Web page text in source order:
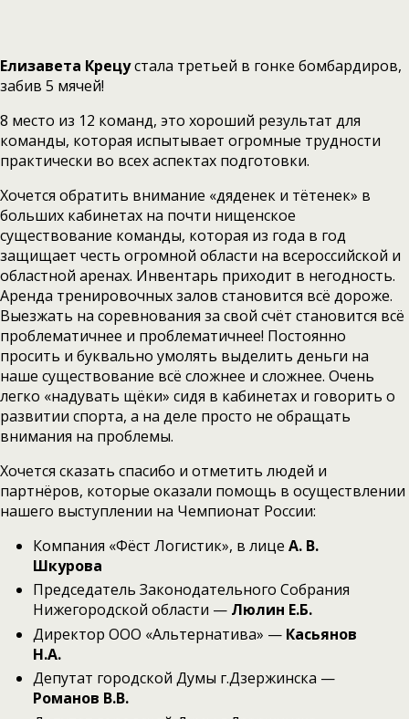
Елизавета Крецустала третьей в гонке бомбардиров,
забив 5 мячей!
8 место из 12 команд, это хороший результат для
команды, которая испытывает огромные трудности
практически во всех аспектах подготовки.
Хочется обратить внимание «дяденек и тётенек» в
больших кабинетах на почти нищенское
существование команды, которая из года в год
защищает честь огромной области на всероссийской и
областной аренах. Инвентарь приходит в негодность.
Аренда тренировочных залов становится всё дороже.
Выезжать на соревнования за свой счёт становится всё
проблематичнее и проблематичнее! Постоянно
просить и буквально умолять выделить деньги на
наше существование всё сложнее и сложнее. Очень
легко «надувать щёки» сидя в кабинетах и говорить о
развитии спорта, а на деле просто не обращать
внимания на проблемы.
Хочется сказать спасибо и отметить людей и
партнёров, которые оказали помощь в осуществлении
нашего выступлении на Чемпионат России:
Компания «Фёст Логистик», в лице А. В.
Шкурова
Председатель Законодательного Собрания
Нижегородской области — Люлин Е.Б.
Директор ООО «Альтернатива» — Касьянов
Н.А.
Депутат городской Думы г.Дзержинска —
Романов В.В.